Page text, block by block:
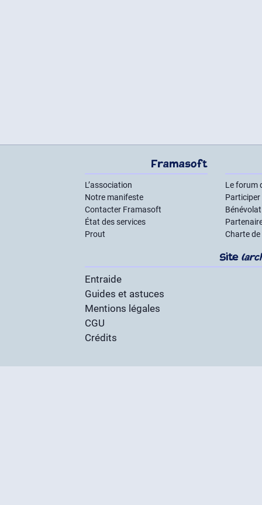
Framasoft
L’association
Notre manifeste
Contacter Framasoft
État des services
Prout
Le forum
Participer
Charte
Site
Entraide
Guides et astuces
Mentions légales
CGU
Crédits